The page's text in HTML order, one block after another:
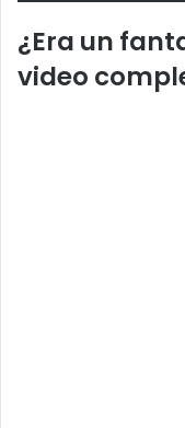
¿Era un
video